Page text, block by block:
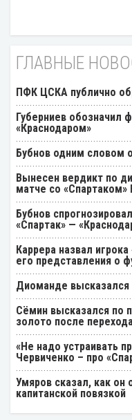
ГЛАВНЫЕ
ПФК ЦСКА публично
Губерниев обозначил
«Краснодаром»
Бубнов одним словом
Вынесен вердикт по
матче со «Спартаком»
Бубнов
«Спартак» —
Каррера назвал
его представления о
Диоманде высказался
Cёмин высказался по
золото после
«Не надо устраивать
Червиченко – про
Умяров сказал, как он
капитанской повязкой